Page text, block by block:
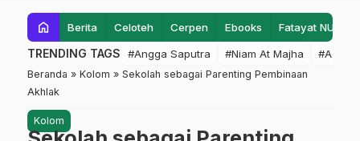
home Berita Celoteh Cerpen Ebooks Fatayat NU
TRENDING TAGS #Angga Saputra #Niam At Majha #Admin
Beranda » Kolom » Sekolah sebagai Parenting Pembinaan
Akhlak
Kolom